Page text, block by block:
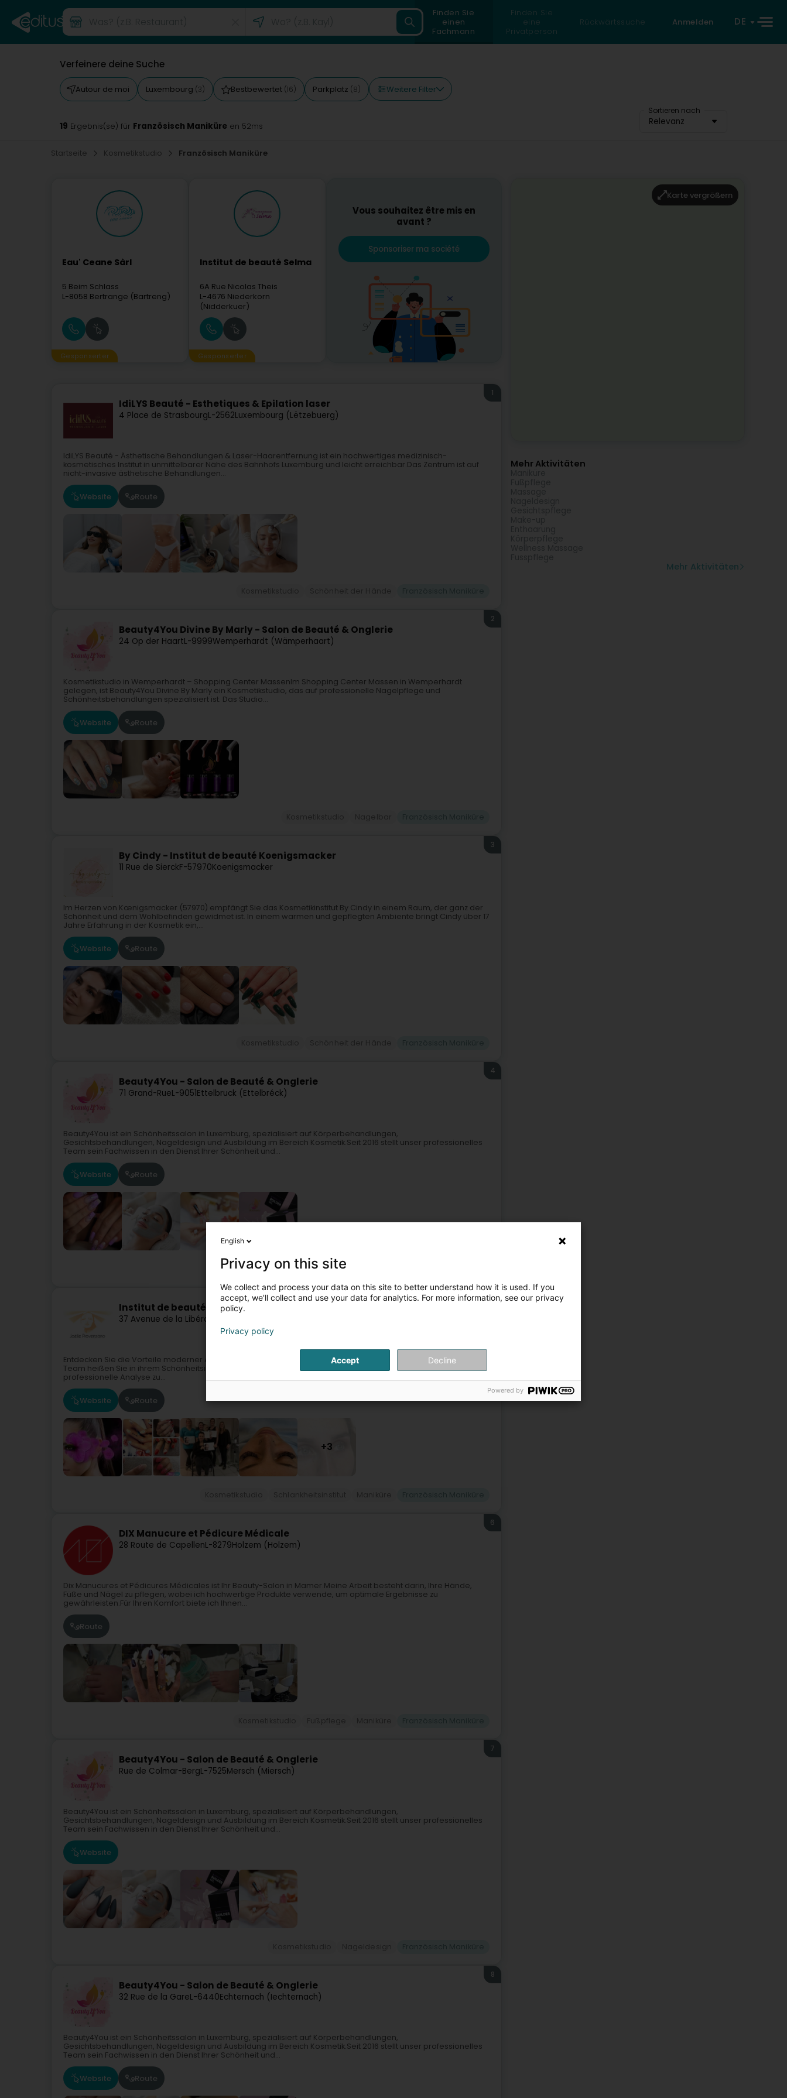
Finden Sie
einen
Fachmann
Finden Sie
eine
Privatperson
Rückwärtssuche Anmelden DE
Verfeinere deine Suche
Autour de moi Luxembourg (3) Bestbewertet (16) Parkplatz (8) Weitere Filter
Sortieren nach
Relevanz
19 Ergebnis(se) für Französisch Maniküre en 52ms
Startseite Kosmetikstudio Französisch Maniküre
Eau' Ceane Sàrl
5 Beim Schlass
L-8058 Bertrange (Bartreng)
Gesponserter
Institut de beauté Selma
6A Rue Nicolas Theis
L-4676 Niederkorn
(Nidderkuer)
Gesponserter
Vous souhaitez être mis en
avant ?
Sponsoriser ma société
IdiLYS Beauté - Esthetiques & Epilation laser
4 Place de StrasbourgL-2562Luxembourg (Lëtzebuerg)
1
IdiLYS Beauté - Ästhetische Behandlungen & Laser-Haarentfernung ist ein hochwertiges medizinisch-
kosmetisches Institut in unmittelbarer Nähe des Bahnhofs Luxemburg und leicht erreichbar.Das Zentrum ist auf
nicht-invasive ästhetische Behandlungen...
Website Route
Beauty4You Divine By Marly - Salon de Beauté & Onglerie
24 Op der HaartL-9999Wemperhardt (Wämperhaart)
2
Kosmetikstudio in Wemperhardt – Shopping Center MassenIm Shopping Center Massen in Wemperhardt
gelegen, ist Beauty4You Divine By Marly ein Kosmetikstudio, das auf professionelle Nagelpflege und
Schönheitsbehandlungen spezialisiert ist. Das Studio...
Website Route
By Cindy - Institut de beauté Koenigsmacker
11 Rue de SierckF-57970Koenigsmacker
3
Im Herzen von Kœnigsmacker (57970) empfängt Sie das Kosmetikinstitut By Cindy in einem Raum, der ganz der
Schönheit und dem Wohlbefinden gewidmet ist. In einem warmen und gepflegten Ambiente bringt Cindy über 17
Jahre Erfahrung in der Kosmetik ein,...
Website Route
Beauty4You - Salon de Beauté & Onglerie
71 Grand-RueL-9051Ettelbruck (Ettelbréck)
4
Beauty4You ist ein Schönheitssalon in Luxemburg, spezialisiert auf Körperbehandlungen,
Gesichtsbehandlungen, Nageldesign und Ausbildung im Bereich Kosmetik.Seit 2016 stellt unser professionelles
Team sein Fachwissen in den Dienst Ihrer Schönheit und...
Website Route
Kosmetikstudio
Institut de beauté Joëlle (Secrets de beauté)
37 Avenue de la Libération
5
Entdecken Sie die Vorteile moderner Ästhetik in einer Atmosphäre des absoluten Wohlbefindens.Joelle und ihr
Team heißen Sie in ihrem Schönheitsinstitut in Schifflange willkommen. Sie nehmen sich die nötige Zeit, um eine
professionelle Analyse zu...
Website Route
+3
DIX Manucure et Pédicure Médicale
28 Route de CapellenL-8279Holzem (Holzem)
6
Dix Manucures et Pédicures Médicales ist Ihr Beauty-Salon in Mamer.Meine Arbeit besteht darin, Ihre Hände,
Füße und Nägel zu pflegen, wobei ich hochwertige Produkte verwende, um optimale Ergebnisse zu
gewährleisten.Für Ihren Komfort biete ich Ihnen...
Route
Beauty4You - Salon de Beauté & Onglerie
Rue de Colmar-BergL-7525Mersch (Miersch)
7
Beauty4You ist ein Schönheitssalon in Luxemburg, spezialisiert auf Körperbehandlungen,
Gesichtsbehandlungen, Nageldesign und Ausbildung im Bereich Kosmetik.Seit 2016 stellt unser professionelles
Team sein Fachwissen in den Dienst Ihrer Schönheit und...
Website
Beauty4You - Salon de Beauté & Onglerie
32 Rue de la GareL-6440Echternach (Iechternach)
8
Beauty4You ist ein Schönheitssalon in Luxemburg, spezialisiert auf Körperbehandlungen,
Gesichtsbehandlungen, Nageldesign und Ausbildung im Bereich Kosmetik.Seit 2016 stellt unser professionelles
Team sein Fachwissen in den Dienst Ihrer Schönheit und...
Website Route
Karte vergrößern
Mehr Aktivitäten
Mehr Aktivitäten
English
Privacy on this site
We collect and process your data on this site to better understand how it is used. If you
accept, we'll collect and use your data for analytics. For more information, see our privacy
policy.
Privacy policy
Accept Decline
Powered by